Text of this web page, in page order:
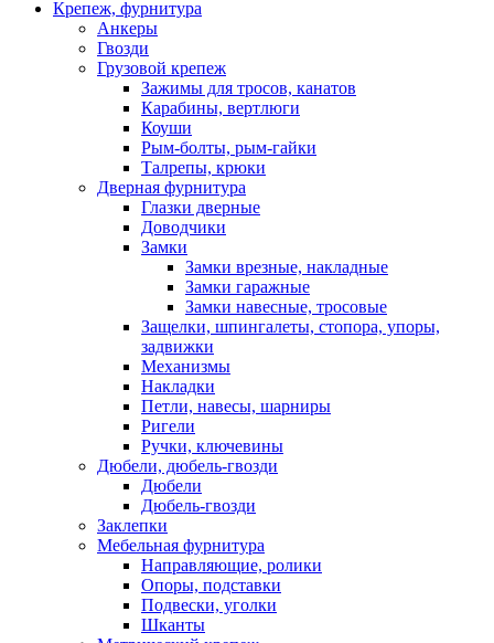
Крепеж, фурнитура
Анкеры
Гвозди
Грузовой крепеж
Зажимы для тросов, канатов
Карабины, вертлюги
Коуши
Рым-болты, рым-гайки
Талрепы, крюки
Дверная фурнитура
Глазки дверные
Доводчики
Замки
Замки врезные, накладные
Замки гаражные
Замки навесные, тросовые
Защелки, шпингалеты, стопора, упоры,
задвижки
Механизмы
Накладки
Петли, навесы, шарниры
Ригели
Ручки, ключевины
Дюбели, дюбель-гвозди
Дюбели
Дюбель-гвозди
Заклепки
Мебельная фурнитура
Направляющие, ролики
Опоры, подставки
Подвески, уголки
Шканты